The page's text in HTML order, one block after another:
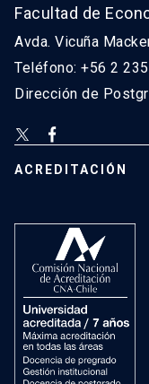
Facultad de
Avda. Vicuña
Teléfono: +56 2
Dirección de
ACREDITACIÓN